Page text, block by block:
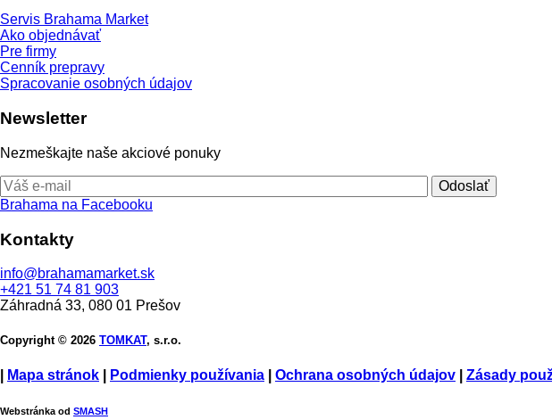
Servis Brahama Market
Ako objednávať
Pre firmy
Cenník prepravy
Spracovanie osobných údajov
Newsletter
Nezmeškajte naše akciové ponuky
Brahama na Facebooku
Kontakty
info@brahamamarket.sk
+421 51 74 81 903
Záhradná 33, 080 01 Prešov
Copyright © 2026 TOMKAT, s.r.o.
Mapa stránok Podmienky používania Ochrana osobných údajov Zásady
Webstránka od SMASH